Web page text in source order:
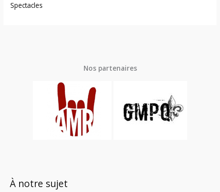
Spectacles
Nos partenaires
À notre sujet